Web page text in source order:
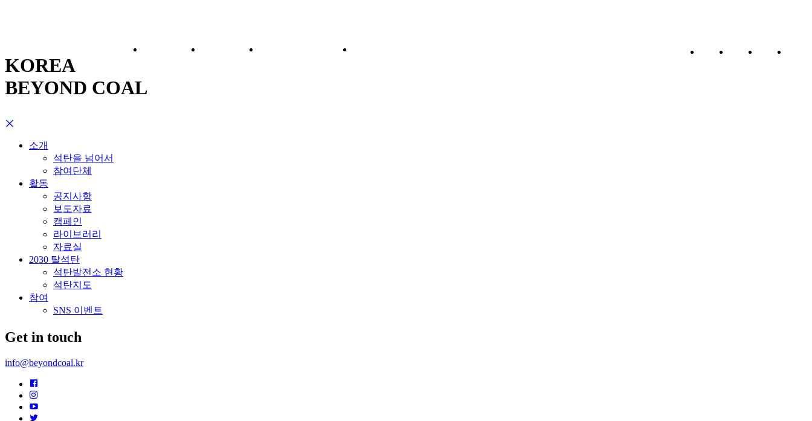
KOREA
BEYOND COAL
소개
석탄을 넘어서
참여단체
활동
공지사항
보도자료
캠페인
라이브러리
자료실
2030 탈석탄
석탄발전소 현황
석탄지도
참여
SNS 이벤트
Get in touch
info@beyondcoal.kr